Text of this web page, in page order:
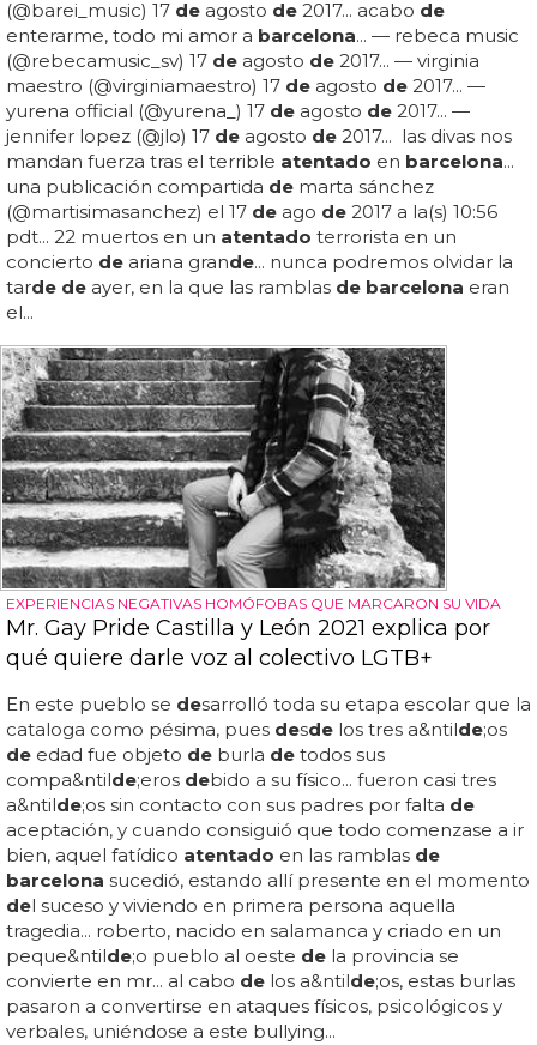
(@barei_music) 17 de agosto de 2017... acabo de
enterarme, todo mi amor a barcelona... — rebeca music
(@rebecamusic_sv) 17 de agosto de 2017... — virginia
maestro (@virginiamaestro) 17 de agosto de 2017... —
yurena official (@yurena_) 17 de agosto de 2017... —
jennifer lopez (@jlo) 17 de agosto de 2017... las divas nos
mandan fuerza tras el terrible atentado en barcelona...
una publicación compartida de marta sánchez
(@martisimasanchez) el 17 de ago de 2017 a la(s) 10:56
pdt... 22 muertos en un atentado terrorista en un
concierto de ariana grande... nunca podremos olvidar la
tarde de ayer, en la que las ramblas de barcelona eran
el...
EXPERIENCIAS NEGATIVAS HOMÓFOBAS QUE MARCARON SU VIDA
Mr. Gay Pride Castilla y León 2021 explica por
qué quiere darle voz al colectivo LGTB+
En este pueblo se desarrolló toda su etapa escolar que la
cataloga como pésima, pues desde los tres a&ntilde;os
de edad fue objeto de burla de todos sus
compa&ntilde;eros debido a su físico... fueron casi tres
a&ntilde;os sin contacto con sus padres por falta de
aceptación, y cuando consiguió que todo comenzase a ir
bien, aquel fatídico atentado en las ramblas de
barcelona sucedió, estando allí presente en el momento
del suceso y viviendo en primera persona aquella
tragedia... roberto, nacido en salamanca y criado en un
peque&ntilde;o pueblo al oeste de la provincia se
convierte en mr... al cabo de los a&ntilde;os, estas burlas
pasaron a convertirse en ataques físicos, psicológicos y
verbales, uniéndose a este bullying...